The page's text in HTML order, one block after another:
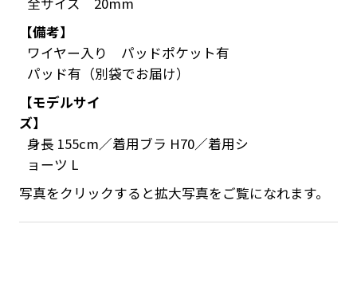
【備考】
ワイヤー入り パッドポケット有
パッド有（別袋でお届け）
【モデルサイ
ズ】
身長 155cm／着用ブラ H70／着用シ
ョーツ L
写真をクリックすると拡大写真をご覧になれます。